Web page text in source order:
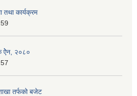
कार्यक्रम
ऐेन, २०८०
तर्फको बजेट